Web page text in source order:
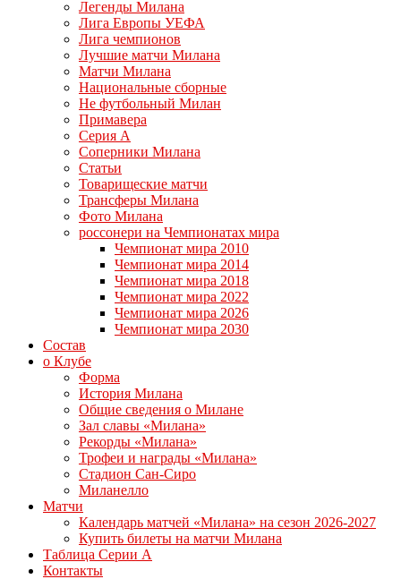
Легенды Милана
Лига Европы УЕФА
Лига чемпионов
Лучшие матчи Милана
Матчи Милана
Национальные сборные
Не футбольный Милан
Примавера
Серия А
Соперники Милана
Статьи
Товарищеские матчи
Трансферы Милана
Фото Милана
россонери на Чемпионатах мира
Чемпионат мира 2010
Чемпионат мира 2014
Чемпионат мира 2018
Чемпионат мира 2022
Чемпионат мира 2026
Чемпионат мира 2030
Состав
о Клубе
Форма
История Милана
Общие сведения о Милане
Зал славы «Милана»
Рекорды «Милана»
Трофеи и награды «Милана»
Стадион Сан-Сиро
Миланелло
Матчи
Календарь матчей «Милана» на сезон 2026-2027
Купить билеты на матчи Милана
Таблица Серии А
Контакты